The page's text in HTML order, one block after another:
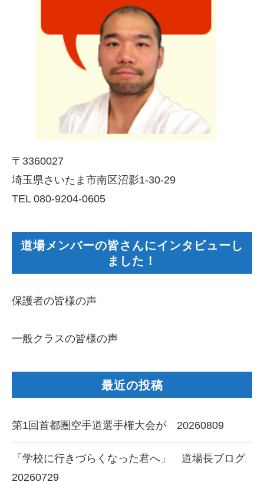
〒3360027
埼玉県さいたま市南区沼影1-30-29
TEL 080-9204-0605
道場メンバーの皆さんにインタビューし
ました！
保護者の皆様の声
一般クラスの皆様の声
最近の投稿
第1回首都圏空手道選手権大会が 20260809
「学校に行きづらくなった君へ」 道場長ブログ
20260729